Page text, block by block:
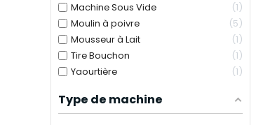
Machine Sous Vide
1
Moulin à poivre
5
Mousseur à Lait
1
Tire Bouchon
1
Yaourtière
1
Type de machine